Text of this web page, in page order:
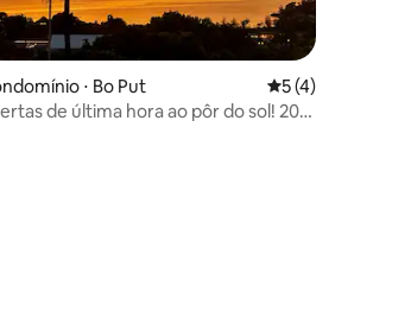
média de 5, 105 avaliações
⋅ Bo Put 5 de uma
5 (4)
de última hora ao pôr do sol! 20%